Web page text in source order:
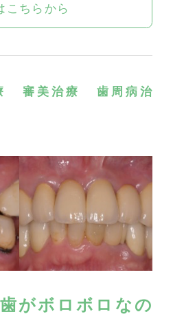
こちらから
審美治療
歯周病治
歯がボロボロなの